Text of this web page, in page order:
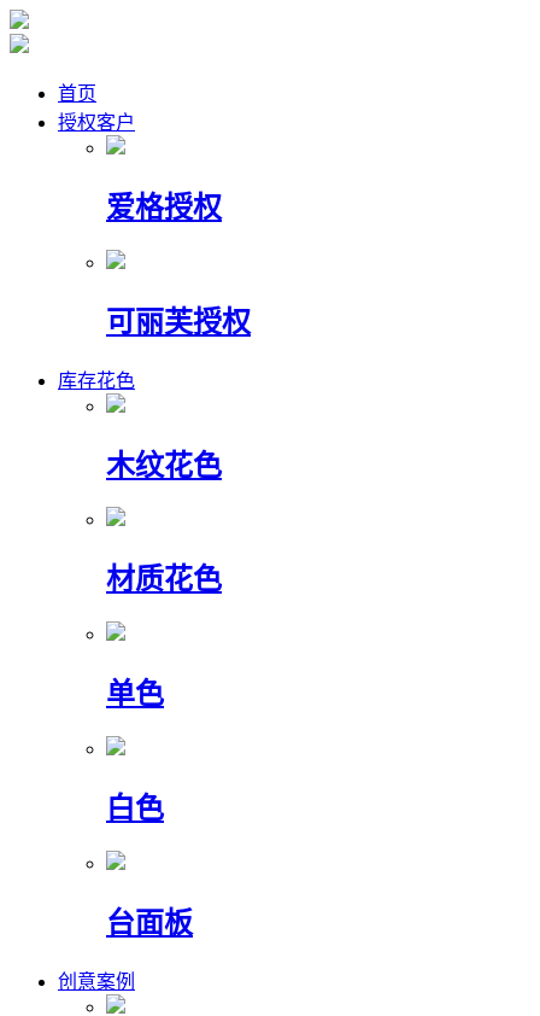
首页
授权客户
爱格授权
可丽芙授权
库存花色
木纹花色
材质花色
单色
白色
台面板
创意案例